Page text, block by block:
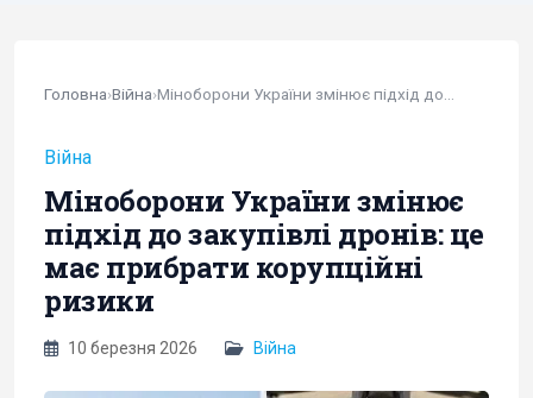
Головна›Війна›
Війна
Міноборони України змінює
підхід до закупівлі дронів: це
має прибрати корупційні
ризики
10 березня 2026 Війна